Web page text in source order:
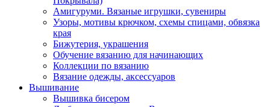
Амигуруми. Вязаные игрушки, сувениры
Узоры, мотивы крючком, схемы спицами, обвязка
края
Бижутерия, украшения
Обучение вязанию для начинающих
Коллекции по вязанию
Вязание одежды, аксессуаров
Вышивание
Вышивка бисером